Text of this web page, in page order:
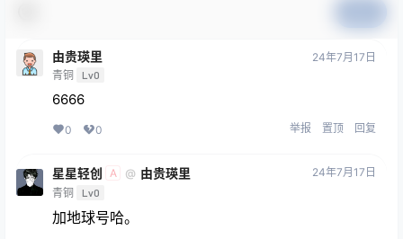
由贵瑛里
青铜 Lv0
24年7月17日
6666
0 0 举报 置顶 回复
星星轻创 A @ 由贵瑛里
青铜 Lv0
24年7月17日
加地球号哈。